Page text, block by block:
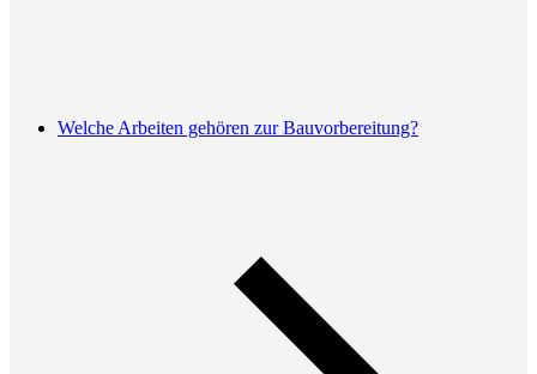
Welche Arbeiten gehören zur Bauvorbereitung?